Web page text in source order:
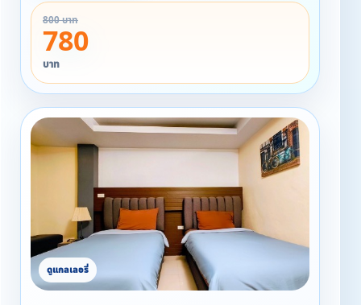
31/11/2568
รับ Snack ฟรี ทุกห้อง ทุกวันที่เข้าพัก!!!!
800 บาท
780
บาท